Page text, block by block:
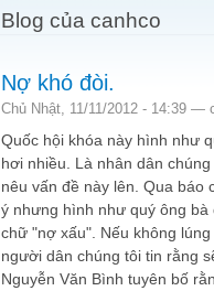
You are here
Blog của canhco
Nợ khó đòi.
Chủ Nhật, 11/11/2012 - 14:39 —
Quốc hội khóa này hình như
hơi nhiều. Là nhân dân
nêu vấn đề này lên. Qua báo
ý nhưng hình như quý ông
chữ "nợ xấu". Nếu không
người dân chúng tôi tin rằng
Nguyễn Văn Bình tuyên bố